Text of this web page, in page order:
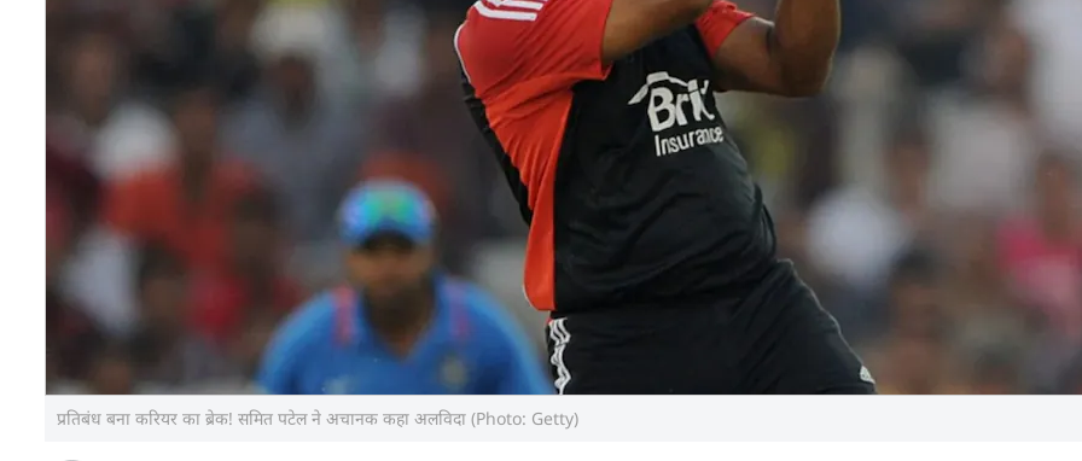
प्रतिबंध बना करियर का ब्रेक! सम‍ित पटेल ने अचानक कहा अलविदा (Photo: Getty)